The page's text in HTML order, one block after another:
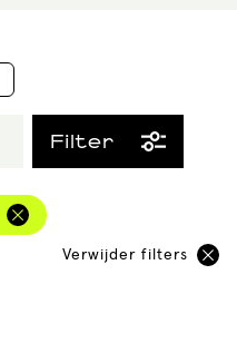
Filter
Verwijder filters